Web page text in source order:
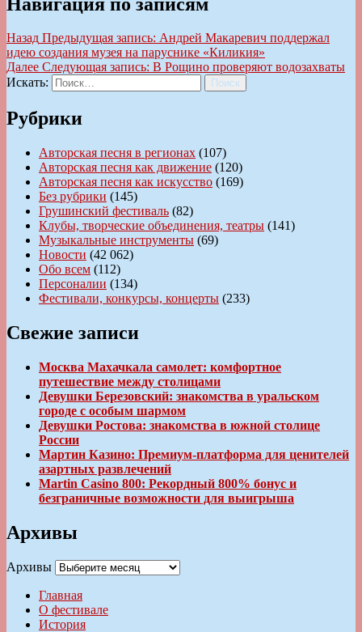
Назад Предыдущая запись: Андрей Макаревич поддержал
идею создания музея на паруснике «Киликия»
Далее Следующая запись: В Рощино проверяют водозахваты
Искать:
Поиск
Рубрики
Авторская песня в регионах (107)
Авторская песня как движение (120)
Авторская песня как искусство (169)
Без рубрики (145)
Грушинский фестиваль (82)
Клубы, творческие объединения, театры (141)
Музыкальные инструменты (69)
Новости (42 062)
Обо всем (112)
Персоналии (134)
Фестивали, конкурсы, концерты (233)
Свежие записи
Москва Махачкала самолет: комфортное
путешествие между столицами
Девушки Березовский: знакомства в уральском
городе с особым шармом
Девушки Ростова: знакомства в южной столице
России
Мартин Казино: Премиум-платформа для ценителей
азартных развлечений
Martin Casino 800: Рекордный 800% бонус и
безграничные возможности для выигрыша
Архивы
Архивы
Главная
О фестивале
История